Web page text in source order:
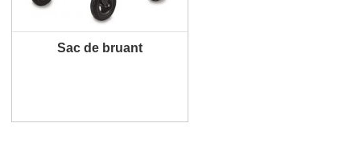
Sac de bruant
PLUS D'INFORMATION